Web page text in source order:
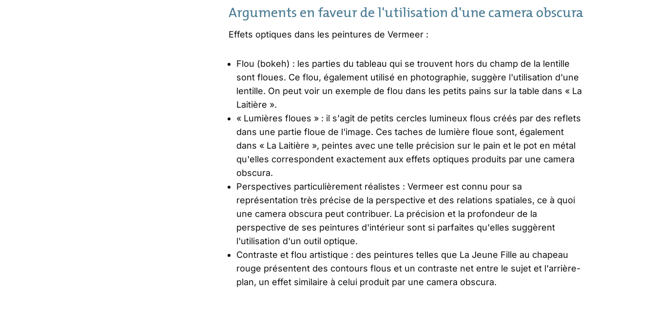
Arguments en faveur de l'utilisation d'une camera obscura
Effets optiques dans les peintures de Vermeer :
Flou (bokeh) : les parties du tableau qui se trouvent hors du champ de la lentille
sont floues. Ce flou, également utilisé en photographie, suggère l'utilisation d'une
lentille. On peut voir un exemple de flou dans les petits pains sur la table dans « La
Laitière ».
« Lumières floues » : il s'agit de petits cercles lumineux flous créés par des reflets
dans une partie floue de l'image. Ces taches de lumière floue sont, également
dans « La Laitière », peintes avec une telle précision sur le pain et le pot en métal
qu'elles correspondent exactement aux effets optiques produits par une camera
obscura.
Perspectives particulièrement réalistes : Vermeer est connu pour sa
représentation très précise de la perspective et des relations spatiales, ce à quoi
une camera obscura peut contribuer. La précision et la profondeur de la
perspective de ses peintures d'intérieur sont si parfaites qu'elles suggèrent
l'utilisation d'un outil optique.
Contraste et flou artistique : des peintures telles que La Jeune Fille au chapeau
rouge présentent des contours flous et un contraste net entre le sujet et l'arrière-
plan, un effet similaire à celui produit par une camera obscura.